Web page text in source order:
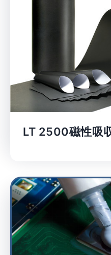
LT 2500磁性吸